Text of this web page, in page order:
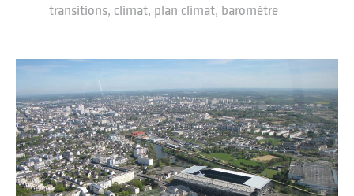
transitions, climat, plan climat, baromètre